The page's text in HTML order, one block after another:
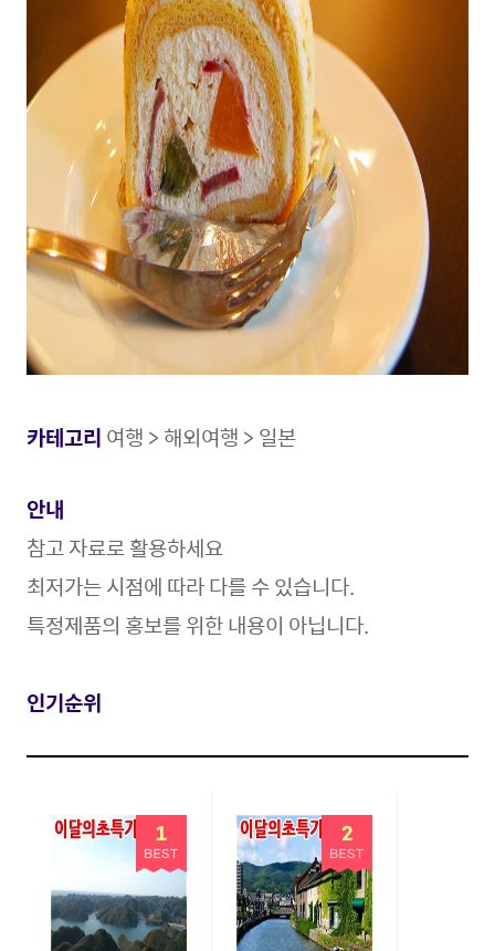
카테고리 여행 > 해외여행 > 일본
안내
참고 자료로 활용하세요
최저가는 시점에 따라 다를 수 있습니다.
특정제품의 홍보를 위한 내용이 아닙니다.
인기순위